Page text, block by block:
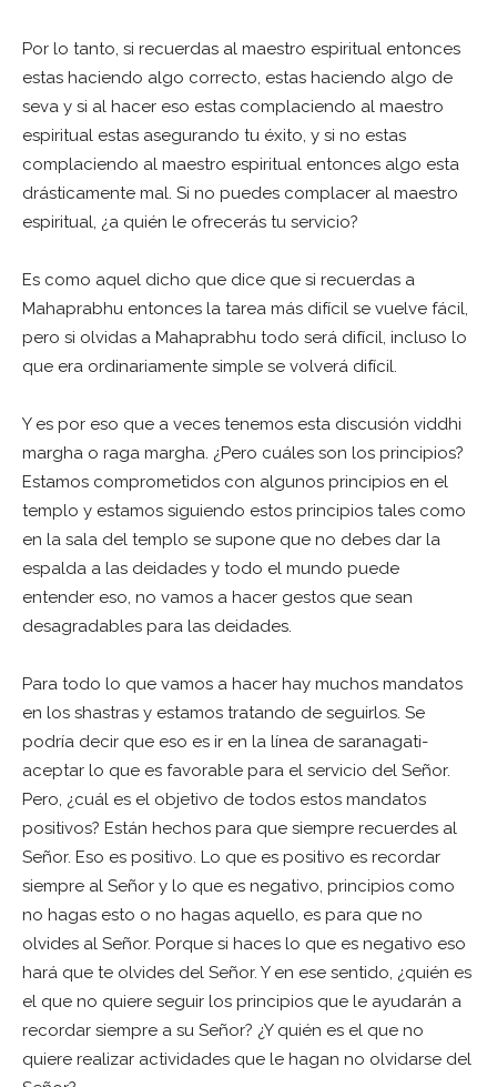
Por lo tanto, si recuerdas al maestro espiritual entonces
estas haciendo algo correcto, estas haciendo algo de
seva y si al hacer eso estas complaciendo al maestro
espiritual estas asegurando tu éxito, y si no estas
complaciendo al maestro espiritual entonces algo esta
drásticamente mal. Si no puedes complacer al maestro
espiritual, ¿a quién le ofrecerás tu servicio?
Es como aquel dicho que dice que si recuerdas a
Mahaprabhu entonces la tarea más difícil se vuelve fácil,
pero si olvidas a Mahaprabhu todo será difícil, incluso lo
que era ordinariamente simple se volverá difícil.
Y es por eso que a veces tenemos esta discusión viddhi
margha o raga margha. ¿Pero cuáles son los principios?
Estamos comprometidos con algunos principios en el
templo y estamos siguiendo estos principios tales como
en la sala del templo se supone que no debes dar la
espalda a las deidades y todo el mundo puede
entender eso, no vamos a hacer gestos que sean
desagradables para las deidades.
Para todo lo que vamos a hacer hay muchos mandatos
en los shastras y estamos tratando de seguirlos. Se
podría decir que eso es ir en la línea de saranagati-
aceptar lo que es favorable para el servicio del Señor.
Pero, ¿cuál es el objetivo de todos estos mandatos
positivos? Están hechos para que siempre recuerdes al
Señor. Eso es positivo. Lo que es positivo es recordar
siempre al Señor y lo que es negativo, principios como
no hagas esto o no hagas aquello, es para que no
olvides al Señor. Porque si haces lo que es negativo eso
hará que te olvides del Señor. Y en ese sentido, ¿quién es
el que no quiere seguir los principios que le ayudarán a
recordar siempre a su Señor? ¿Y quién es el que no
quiere realizar actividades que le hagan no olvidarse del